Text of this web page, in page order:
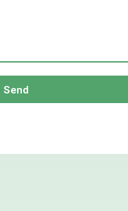
Send